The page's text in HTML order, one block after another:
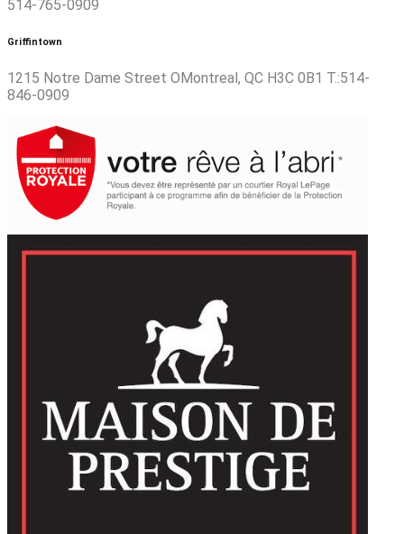
514-765-0909
Griffintown
1215 Notre Dame Street OMontreal, QC H3C 0B1 T.:514-
846-0909